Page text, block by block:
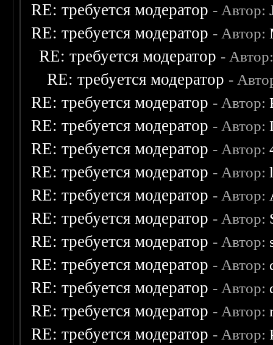
RE: требуется модератор - Автор:
RE: требуется модератор - Автор:
RE: требуется модератор -
RE: требуется модератор -
RE: требуется модератор - Автор:
RE: требуется модератор - Автор:
RE: требуется модератор - Автор:
RE: требуется модератор - Автор:
RE: требуется модератор - Автор:
RE: требуется модератор - Автор:
RE: требуется модератор - Автор:
RE: требуется модератор - Автор:
RE: требуется модератор - Автор:
RE: требуется модератор - Автор:
RE: требуется модератор - Автор: